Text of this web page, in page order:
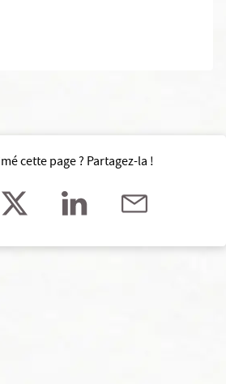
cette page ? Partagez-la !